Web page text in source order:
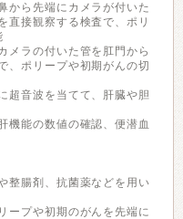
から先端にカメラが付いた
直接観察する検査で、ポリ
メラの付いた管を肛門から
、ポリープや初期がんの切
超音波を当てて、肝臓や胆
機能の数値の確認、便潜血
整腸剤、抗菌薬などを用い
ープや初期のがんを先端に